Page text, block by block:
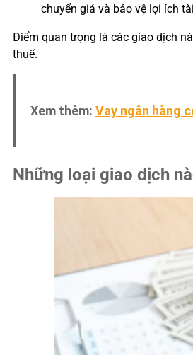
chuyển giá và bảo vệ lợi ích
Điểm quan trọng là các giao dịch
thuế.
Xem thêm: Vay ngân hàng
Những loại giao dịch